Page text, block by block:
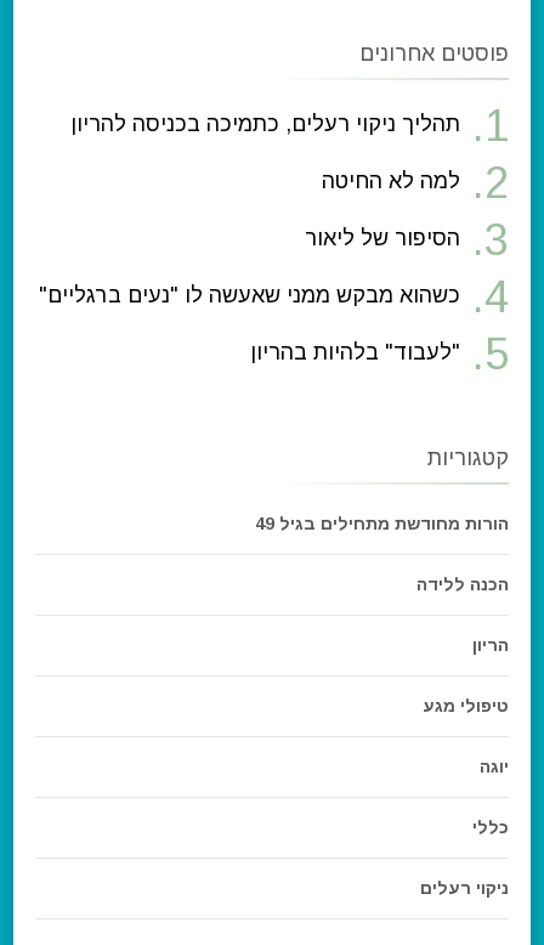
פוסטים אחרונים
תהליך ניקוי רעלים, כתמיכה בכניסה להריון
למה לא החיטה
הסיפור של ליאור
כשהוא מבקש ממני שאעשה לו "נעים ברגליים"
"לעבוד" בלהיות בהריון
קטגוריות
הורות מחודשת מתחילים בגיל 49
הכנה ללידה
הריון
טיפולי מגע
יוגה
כללי
ניקוי רעלים